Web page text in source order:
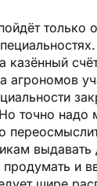
только
казённый
агрономов
точно надо
продумать и